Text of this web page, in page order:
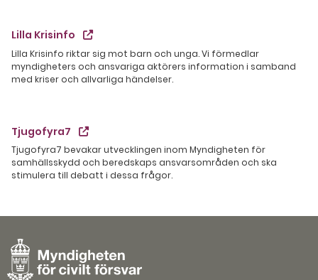
Lilla Krisinfo
Lilla Krisinfo riktar sig mot barn och unga. Vi förmedlar
myndigheters och ansvariga aktörers information i samband
med kriser och allvarliga händelser.
Tjugofyra7
Tjugofyra7 bevakar utvecklingen inom Myndigheten för
samhällsskydd och beredskaps ansvarsområden och ska
stimulera till debatt i dessa frågor.